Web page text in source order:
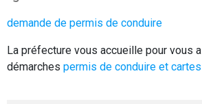
demande de permis de conduire
La préfecture vous accueille pour vous
démarches permis de conduire et